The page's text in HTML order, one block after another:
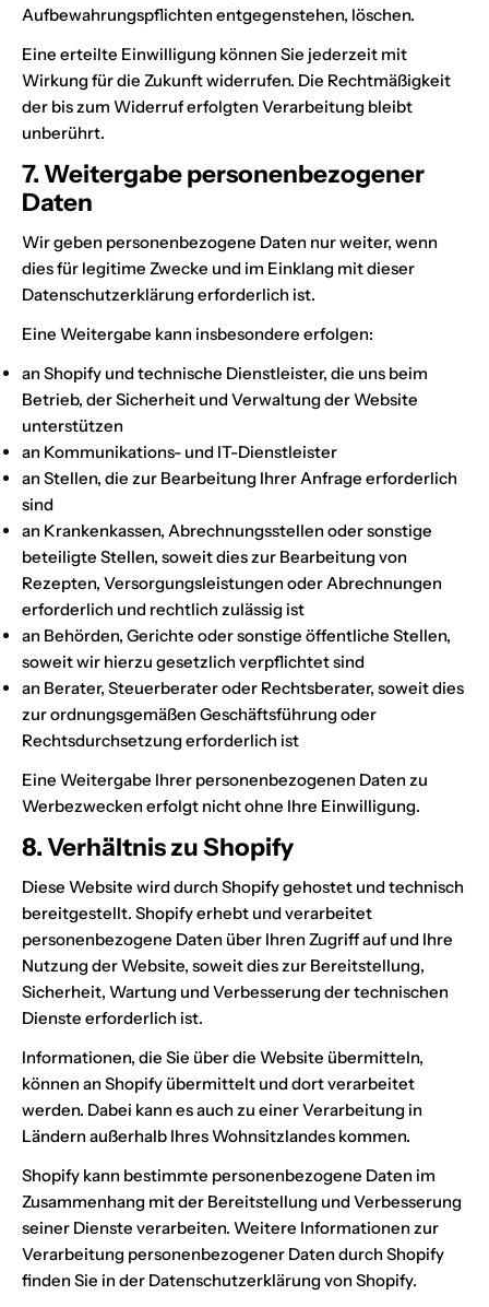
Aufbewahrungspflichten entgegenstehen, löschen.
Eine erteilte Einwilligung können Sie jederzeit mit
Wirkung für die Zukunft widerrufen. Die Rechtmäßigkeit
der bis zum Widerruf erfolgten Verarbeitung bleibt
unberührt.
7. Weitergabe personenbezogener
Daten
Wir geben personenbezogene Daten nur weiter, wenn
dies für legitime Zwecke und im Einklang mit dieser
Datenschutzerklärung erforderlich ist.
Eine Weitergabe kann insbesondere erfolgen:
an Shopify und technische Dienstleister, die uns beim
Betrieb, der Sicherheit und Verwaltung der Website
unterstützen
an Kommunikations- und IT-Dienstleister
an Stellen, die zur Bearbeitung Ihrer Anfrage erforderlich
sind
an Krankenkassen, Abrechnungsstellen oder sonstige
beteiligte Stellen, soweit dies zur Bearbeitung von
Rezepten, Versorgungsleistungen oder Abrechnungen
erforderlich und rechtlich zulässig ist
an Behörden, Gerichte oder sonstige öffentliche Stellen,
soweit wir hierzu gesetzlich verpflichtet sind
an Berater, Steuerberater oder Rechtsberater, soweit dies
zur ordnungsgemäßen Geschäftsführung oder
Rechtsdurchsetzung erforderlich ist
Eine Weitergabe Ihrer personenbezogenen Daten zu
Werbezwecken erfolgt nicht ohne Ihre Einwilligung.
8. Verhältnis zu Shopify
Diese Website wird durch Shopify gehostet und technisch
bereitgestellt. Shopify erhebt und verarbeitet
personenbezogene Daten über Ihren Zugriff auf und Ihre
Nutzung der Website, soweit dies zur Bereitstellung,
Sicherheit, Wartung und Verbesserung der technischen
Dienste erforderlich ist.
Informationen, die Sie über die Website übermitteln,
können an Shopify übermittelt und dort verarbeitet
werden. Dabei kann es auch zu einer Verarbeitung in
Ländern außerhalb Ihres Wohnsitzlandes kommen.
Shopify kann bestimmte personenbezogene Daten im
Zusammenhang mit der Bereitstellung und Verbesserung
seiner Dienste verarbeiten. Weitere Informationen zur
Verarbeitung personenbezogener Daten durch Shopify
finden Sie in der Datenschutzerklärung von Shopify.